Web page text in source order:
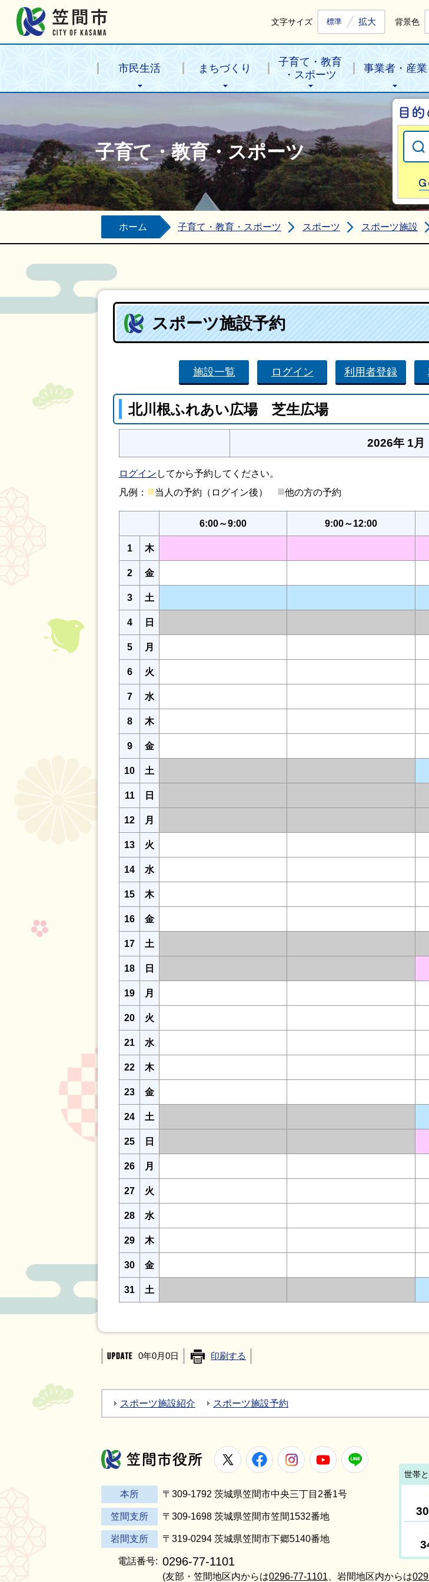
文字サイズ 標準 拡大 背景色
市民生活 まちづくり
子育て・教育
・スポーツ
事業者・産業
子育て・教育・スポーツ
ホーム 子育て・教育・スポーツ スポーツ スポーツ施設
スポーツ施設予約
施設一覧 ログイン 利用者登録
北川根ふれあい広場 芝生広場
2026年 1月
ログイン してから予約してください。
凡例： ■当人の予約（ログイン後） ■他の方の予約
6:00～9:00 9:00～12:00
1 木
2 金
3 土
4 日
5 月
6 火
7 水
8 木
9 金
10 土
11 日
12 月
13 火
14 水
15 木
16 金
17 土
18 日
19 月
20 火
21 水
22 木
23 金
24 土
25 日
26 月
27 火
28 水
29 木
30 金
31 土
0年0月0日 印刷する
スポーツ施設紹介 スポーツ施設予約
笠間市役所
X FacebookInstagramYoutube
本所 〒309-1792 茨城県笠間市中央三丁目2番1号
笠間支所 〒309-1698 茨城県笠間市笠間1532番地
岩間支所 〒319-0294 茨城県笠間市下郷5140番地
電話番号: 0296-77-1101
(友部・笠間地区内からは0296-77-1101 、岩間地区内からは